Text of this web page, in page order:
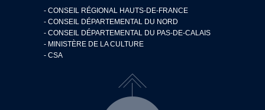
- CONSEIL RÉGIONAL HAUTS-DE-FRANCE
- CONSEIL DÉPARTEMENTAL DU NORD
- CONSEIL DÉPARTEMENTAL DU PAS-DE-CALAIS
- MINISTÈRE DE LA CULTURE
- CSA